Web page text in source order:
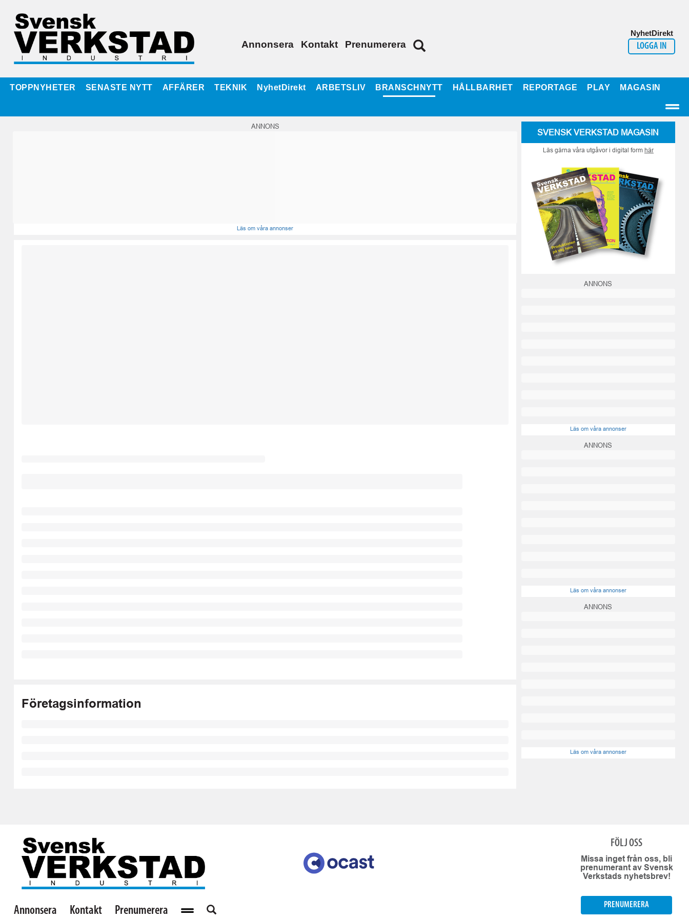
Annonsera Kontakt Prenumerera
NyhetDirekt
LOGGA IN
TOPPNYHETER SENASTE NYTT AFFÄRER TEKNIK NyhetDirekt ARBETSLIV BRANSCHNYTT HÅLLBARHET REPORTAGE PLAY MAGASIN
ANNONS
Läs om våra annonser
Företagsinformation
SVENSK VERKSTAD MAGASIN
Läs gärna våra utgåvor i digital form här
ANNONS
Läs om våra annonser
ANNONS
Läs om våra annonser
ANNONS
Läs om våra annonser
Annonsera Kontakt Prenumerera
FÖLJ OSS
Missa inget från oss, bli
prenumerant av Svensk
Verkstads nyhetsbrev!
PRENUMERERA